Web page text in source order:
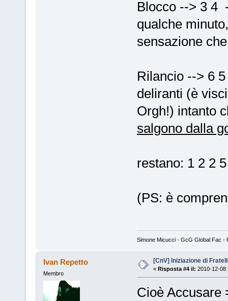
Blocco --> 3 4
qualche
sensazione
Rilancio --> 6
deliranti (è
Orgh!) intanto
salgono dalla
restano: 1 2 2 5
(PS: è
Simone Micucci - GcG Global Fac -
Ivan Repetto
Membro
[CnV] Iniziazione di
« Risposta #4 il: 2010-12-08
Cioè Accusare